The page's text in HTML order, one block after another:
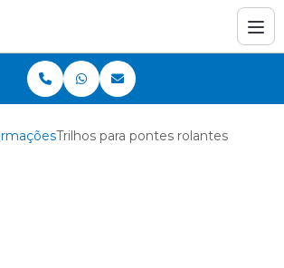
Trilhos para pontes rolantes